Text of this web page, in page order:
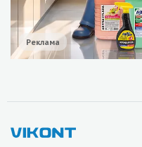
Реклама